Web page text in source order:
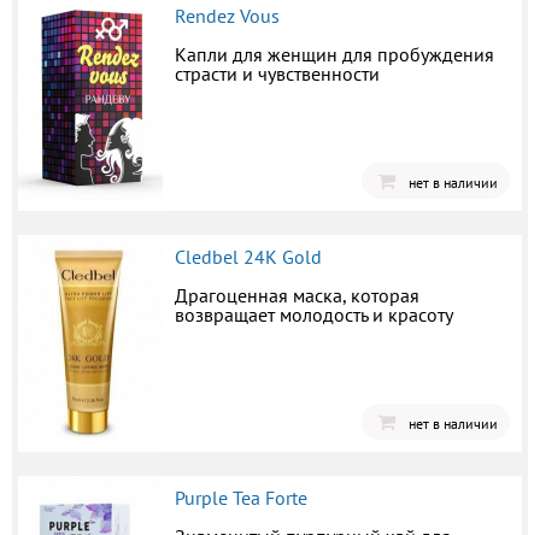
Rendez Vous
Капли для женщин для пробуждения
страсти и чувственности
нет в наличии
Cledbel 24K Gold
Драгоценная маска, которая
возвращает молодость и красоту
нет в наличии
Purple Tea Forte